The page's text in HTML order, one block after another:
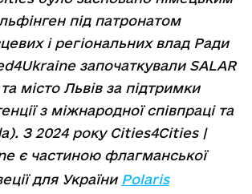
під патронатом
і регіональних влад Ради
започаткували SALAR
місто Львів за підтримки
з міжнародної співпраці та
З 2024 року Cities4Cities |
є частиною флагманської
для України Polaris